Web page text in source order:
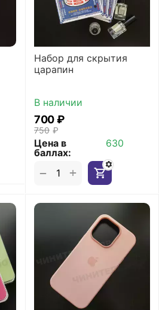
Набор для скрытия
царапин
В наличии
‍750‍ ₽
‍700‍₽
Цена в
баллах:
630
+
−